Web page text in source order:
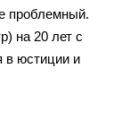
проблемный.
на 20 лет с
в юстиции и